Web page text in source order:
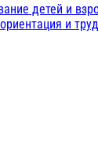
детей и
и